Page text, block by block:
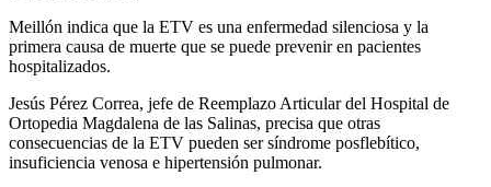
Meillón indica que la ETV es una enfermedad silenciosa y la
primera causa de muerte que se puede prevenir en pacientes
hospitalizados.
Jesús Pérez Correa, jefe de Reemplazo Articular del Hospital de
Ortopedia Magdalena de las Salinas, precisa que otras
consecuencias de la ETV pueden ser síndrome posflebítico,
insuficiencia venosa e hipertensión pulmonar.